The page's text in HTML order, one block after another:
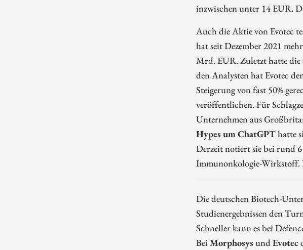
inzwischen unter 14 EUR.
Auch die Aktie von Evotec
hat seit Dezember 2021
Mrd. EUR. Zuletzt hatte die
den Analysten hat Evotec
Steigerung von fast 50%
veröffentlichen. Für
Unternehmen aus
Hypes um ChatGPThatte
Derzeit notiert sie bei rund
Immunonkologie-Wirkstoff.
Die deutschen Biotech-
Studienergebnissen den
Schneller kann es bei
BeiMorphosys undEvotec